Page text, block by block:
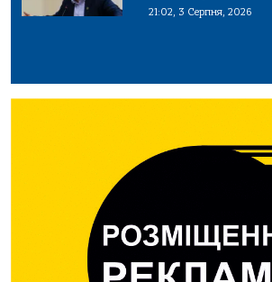
21:02, 3 Серпня, 2026